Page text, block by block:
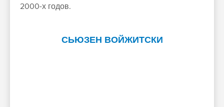
2000-х годов.
СЬЮЗЕН ВОЙЖИТСКИ